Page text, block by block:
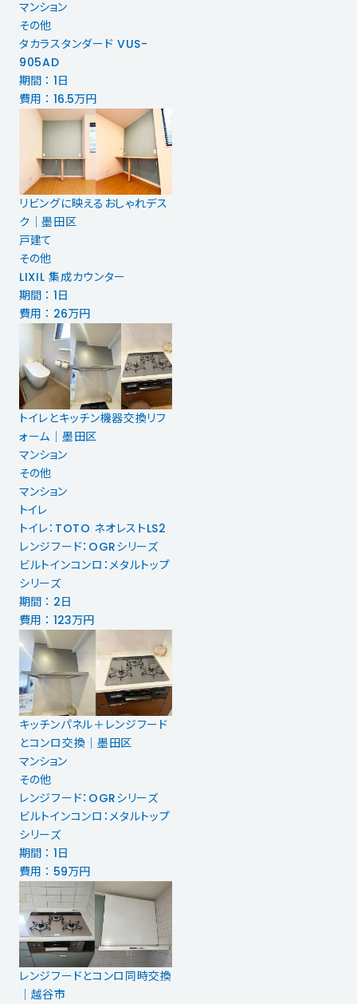
マンション
その他
タカラスタンダード VUS-
905AD
期間 ： 1日
費用 ： 16.5万円
リビングに映えるおしゃれデス
ク│墨田区
戸建て
その他
LIXIL 集成カウンター
期間 ： 1日
費用 ： 26万円
トイレとキッチン機器交換リフ
ォーム│墨田区
マンション
その他
マンション
トイレ
トイレ：TOTO ネオレストLS2
レンジフード：OGRシリーズ
ビルトインコンロ：メタルトップ
シリーズ
期間 ： 2日
費用 ： 123万円
キッチンパネル＋レンジフード
とコンロ交換│墨田区
マンション
その他
レンジフード：OGRシリーズ
ビルトインコンロ：メタルトップ
シリーズ
期間 ： 1日
費用 ： 59万円
レンジフードとコンロ同時交換
│越谷市